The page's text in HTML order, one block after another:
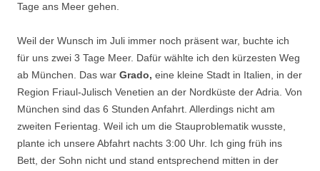
Tage ans Meer gehen.
Weil der Wunsch im Juli immer noch präsent war, buchte ich
für uns zwei 3 Tage Meer. Dafür wählte ich den kürzesten Weg
ab München. Das war Grado, eine kleine Stadt in Italien, in der
Region Friaul-Julisch Venetien an der Nordküste der Adria. Von
München sind das 6 Stunden Anfahrt. Allerdings nicht am
zweiten Ferientag. Weil ich um die Stauproblematik wusste,
plante ich unsere Abfahrt nachts 3:00 Uhr. Ich ging früh ins
Bett, der Sohn nicht und stand entsprechend mitten in der